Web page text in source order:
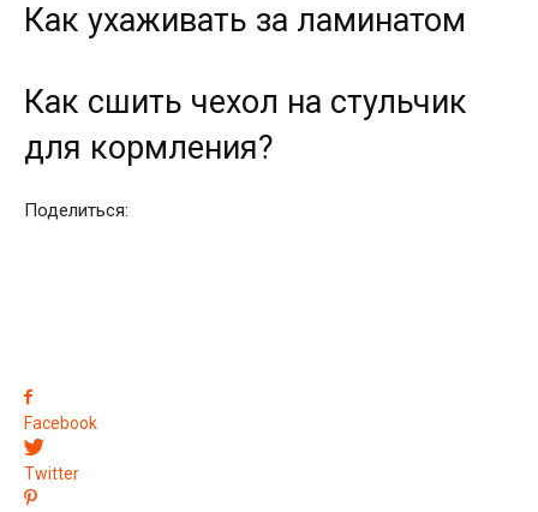
Как ухаживать за ламинатом
Как сшить чехол на стульчик
для кормления?
Поделиться:
Facebook
Twitter